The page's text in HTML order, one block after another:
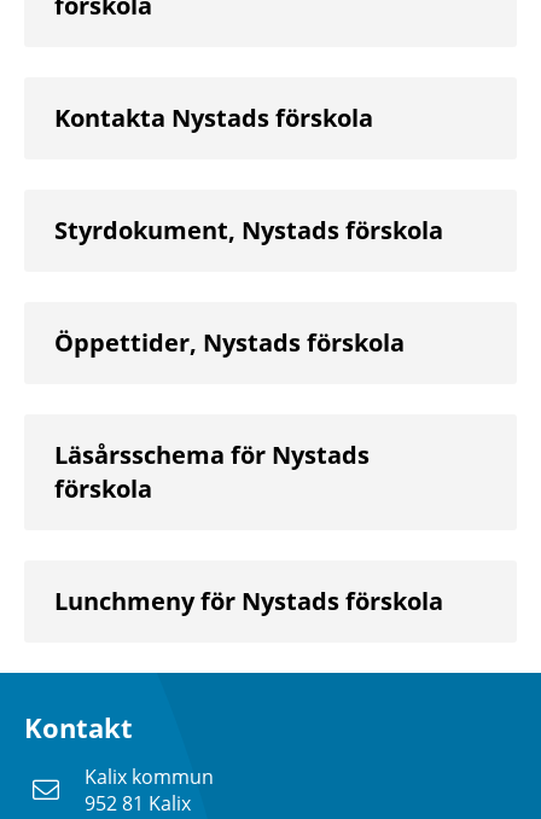
Kontakta Nystads förskola
Styrdokument, Nystads förskola
Öppettider, Nystads förskola
Läsårsschema för Nystads
förskola
Lunchmeny för Nystads förskola
Kontakt
Kalix kommun
952 81 Kalix